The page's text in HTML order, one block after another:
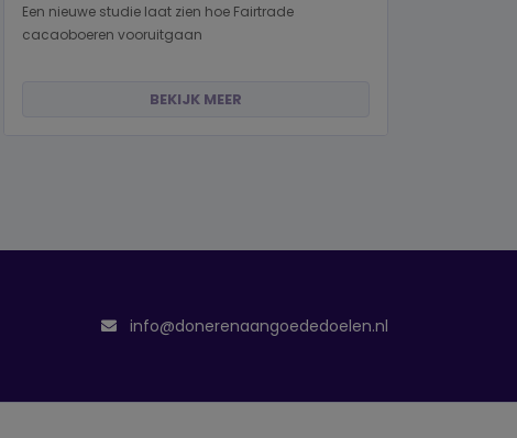
Een nieuwe studie laat zien hoe Fairtrade
cacaoboeren vooruitgaan
BEKIJK MEER
info@donerenaangoededoelen.nl